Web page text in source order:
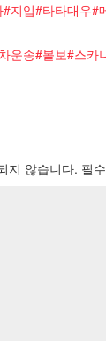
지입#타타대우#
운송#볼보#스카
지 않습니다. 필